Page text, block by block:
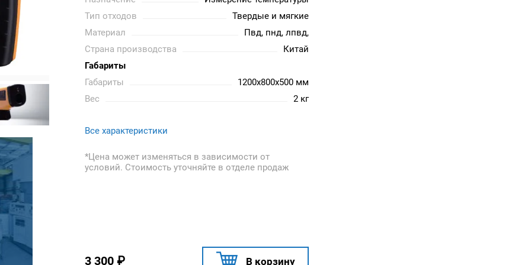
Тип отходов
Твердые и мягкие
Материал
Пвд, пнд, лпвд,
Страна производства
Китай
Габариты
Габариты
1200x800x500 мм
Вес
2 кг
Все характеристики
*Цена может изменяться в зависимости от
условий. Стоимость уточняйте в отделе продаж
3 300 ₽ В корзину